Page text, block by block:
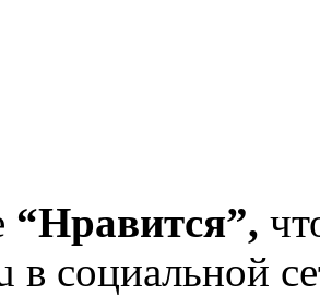
“Нравится”,
в социальной